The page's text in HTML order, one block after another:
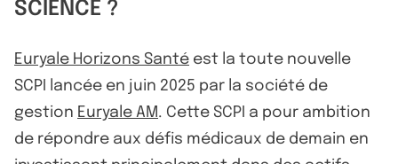
SCIENCE ?
Euryale Horizons Santé est la toute nouvelle
SCPI lancée en juin 2025 par la société de
gestion Euryale AM. Cette SCPI a pour ambition
de répondre aux défis médicaux de demain en